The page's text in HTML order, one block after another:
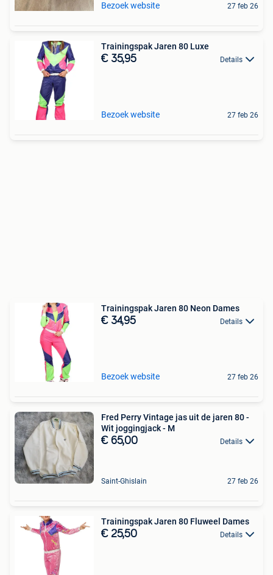
Bezoek website 27 feb 26
Trainingspak Jaren 80 Luxe
€ 35,95 Details
Bezoek website 27 feb 26
Trainingspak Jaren 80 Neon Dames
€ 34,95 Details
Bezoek website 27 feb 26
Fred Perry Vintage jas uit de jaren 80 -
Wit joggingjack - M
€ 65,00 Details
Saint-Ghislain 27 feb 26
Trainingspak Jaren 80 Fluweel Dames
€ 25,50 Details